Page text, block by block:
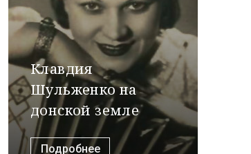
Клавдия
Шульженко на
донской земле
Подробнее